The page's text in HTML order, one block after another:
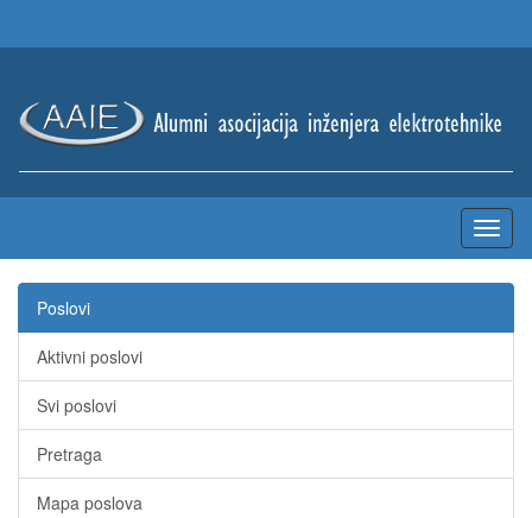
Poslovi
Aktivni poslovi
Svi poslovi
Pretraga
Mapa poslova